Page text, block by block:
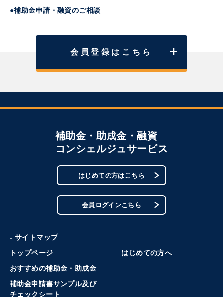
●補助金申請・融資のご相談
会員登録はこちら
補助金・助成金・融資
コンシェルジュサービス
はじめての方はこちら
会員ログインこちら
- サイトマップ
トップページ
はじめての方へ
おすすめの補助金・助成金
補助金申請書サンプル及び
チェックシート